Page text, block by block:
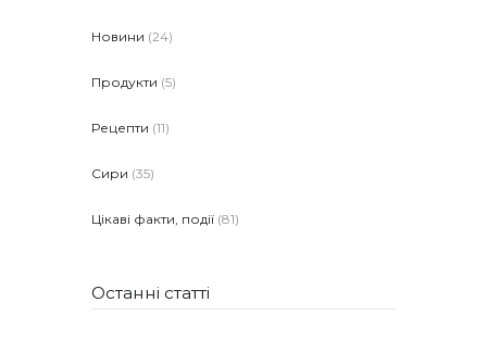
Новини (24)
Продукти (5)
Рецепти (11)
Сири (35)
Цікаві факти, події (81)
Останні статті